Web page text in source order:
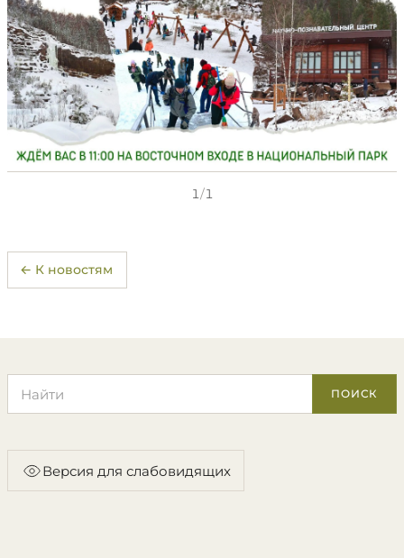
1/1
← К новостям
ПОИСК
Версия для слабовидящих